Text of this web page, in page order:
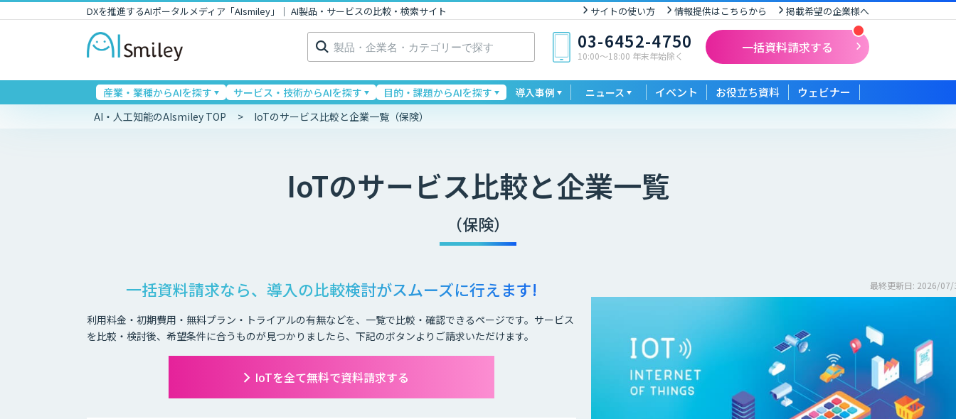
DXを推進するAIポータルメディア「AIsmiley」｜ AI製品・サービスの比較・検索サイト サイトの使い方 情報提供はこちらから 掲載希望の企業様へ
03-6452-4750
10:00〜18:00 年末年始除く
一括資料請求する
産業・業種からAIを探す サービス・技術からAIを探す 目的・課題からAIを探す 導入事例 ニュース イベント お役立ち資料 ウェビナー
AI・人工知能のAIsmiley TOP IoTのサービス比較と企業一覧（保険）
IoTのサービス比較と企業一覧
（保険）
一括資料請求なら、導入の比較検討がスムーズに行えます!
利用料金・初期費用・無料プラン・トライアルの有無などを、一覧で比較・確認できるページです。サービス
を比較・検討後、希望条件に合うものが見つかりましたら、下記のボタンよりご請求いただけます。
IoTを全て無料で資料請求する
最終更新日: 2026/07/